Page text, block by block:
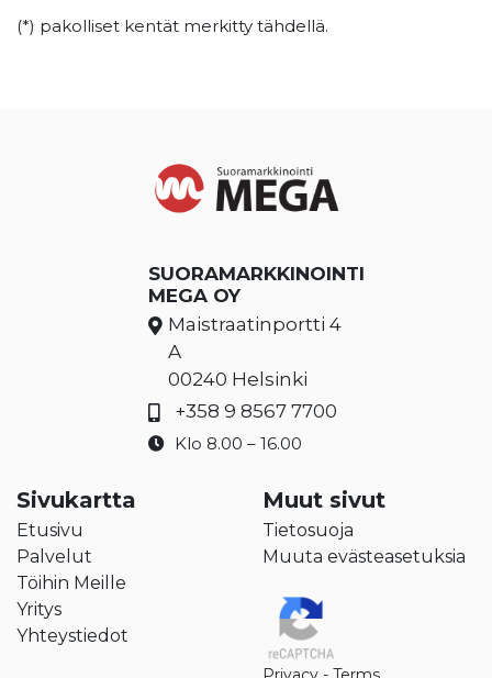
(*) pakolliset kentät merkitty tähdellä.
SUORAMARKKINOINTI
MEGA OY
Maistraatinportti 4
A
00240 Helsinki
+358 9 8567 7700
Klo 8.00 – 16.00
Sivukartta
Etusivu
Palvelut
Töihin Meille
Yritys
Yhteystiedot
Muut sivut
Tietosuoja
Muuta evästeasetuksia